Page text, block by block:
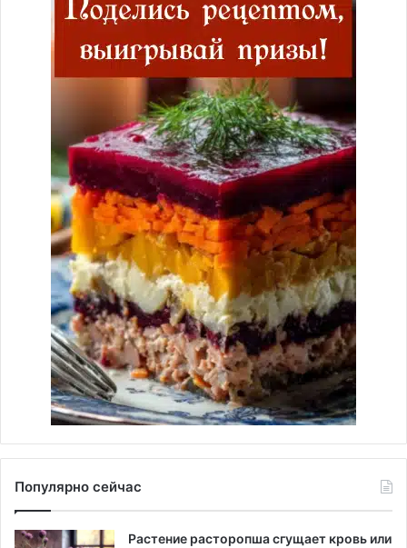
Популярно сейчас
Растение расторопша сгущает кровь или